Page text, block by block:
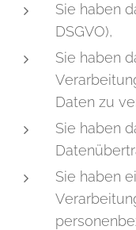
Sie haben
DSGVO),
Sie haben
Daten zu
Sie haben
Sie haben